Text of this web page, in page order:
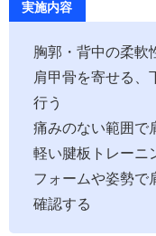
実施内容
胸郭・背中の柔軟
肩甲骨を寄せる、
行う
痛みのない範囲で
軽い腱板トレーニ
フォームや姿勢で
確認する